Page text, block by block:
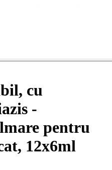
cu
-
pentru
12x6ml